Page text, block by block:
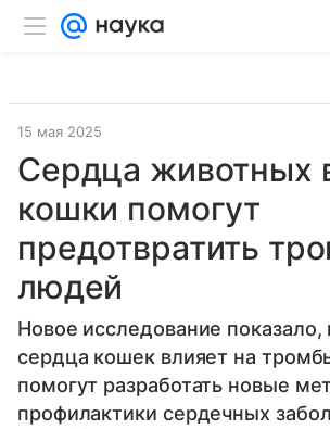
15 мая 2025
Сердца животных
кошки помогут
предотвратить
людей
Новое исследование показало,
сердца кошек влияет на
помогут разработать новые
профилактики сердечных